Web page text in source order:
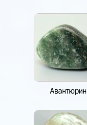
Авантюрин